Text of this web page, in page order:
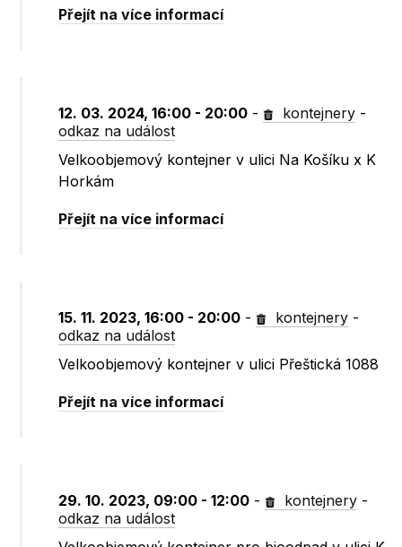
Přejít na více informací
12. 03. 2024, 16:00 - 20:00 - kontejnery -
odkaz na událost
Velkoobjemový kontejner v ulici Na Košíku x K
Horkám
Přejít na více informací
15. 11. 2023, 16:00 - 20:00 - kontejnery -
odkaz na událost
Velkoobjemový kontejner v ulici Přeštická 1088
Přejít na více informací
29. 10. 2023, 09:00 - 12:00 - kontejnery -
odkaz na událost